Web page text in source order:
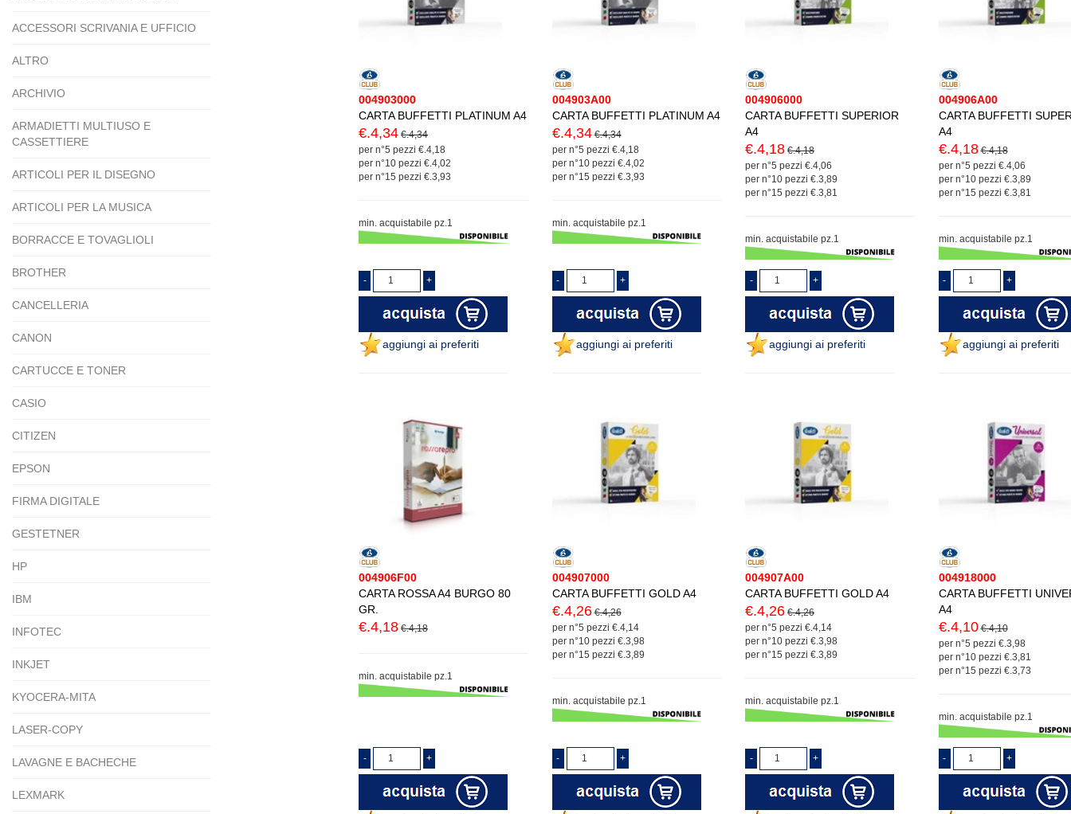
ACCESSORI SCRIVANIA E UFFICIO
ALTRO
ARCHIVIO
ARMADIETTI MULTIUSO E
CASSETTIERE
ARTICOLI PER IL DISEGNO
ARTICOLI PER LA MUSICA
BORRACCE E TOVAGLIOLI
BROTHER
CANCELLERIA
CANON
CARTUCCE E TONER
CASIO
CITIZEN
EPSON
FIRMA DIGITALE
GESTETNER
HP
IBM
INFOTEC
INKJET
KYOCERA-MITA
LASER-COPY
LAVAGNE E BACHECHE
LEXMARK
004903000
CARTA BUFFETTI PLATINUM A4
€.4,34 €.4,34
per n°5 pezzi €.4,18
per n°10 pezzi €.4,02
per n°15 pezzi €.3,93
min. acquistabile pz.1
aggiungi ai preferiti
004903A00
CARTA BUFFETTI PLATINUM A4
€.4,34 €.4,34
per n°5 pezzi €.4,18
per n°10 pezzi €.4,02
per n°15 pezzi €.3,93
min. acquistabile pz.1
aggiungi ai preferiti
004906000
CARTA BUFFETTI SUPERIOR
A4
€.4,18 €.4,18
per n°5 pezzi €.4,06
per n°10 pezzi €.3,89
per n°15 pezzi €.3,81
min. acquistabile pz.1
aggiungi ai preferiti
004906A00
CARTA BUFFETTI
A4
€.4,18 €.4,18
per n°5 pezzi €.4,06
per n°10 pezzi €.3,89
per n°15 pezzi €.3,81
min. acquistabile pz.1
aggiungi ai preferiti
004906F00
CARTA ROSSA A4 BURGO 80
GR.
€.4,18 €.4,18
min. acquistabile pz.1
004907000
CARTA BUFFETTI GOLD A4
€.4,26 €.4,26
per n°5 pezzi €.4,14
per n°10 pezzi €.3,98
per n°15 pezzi €.3,89
min. acquistabile pz.1
004907A00
CARTA BUFFETTI GOLD A4
€.4,26 €.4,26
per n°5 pezzi €.4,14
per n°10 pezzi €.3,98
per n°15 pezzi €.3,89
min. acquistabile pz.1
004918000
CARTA BUFFETTI
A4
€.4,10 €.4,10
per n°5 pezzi €.3,98
per n°10 pezzi €.3,81
per n°15 pezzi €.3,73
min. acquistabile pz.1